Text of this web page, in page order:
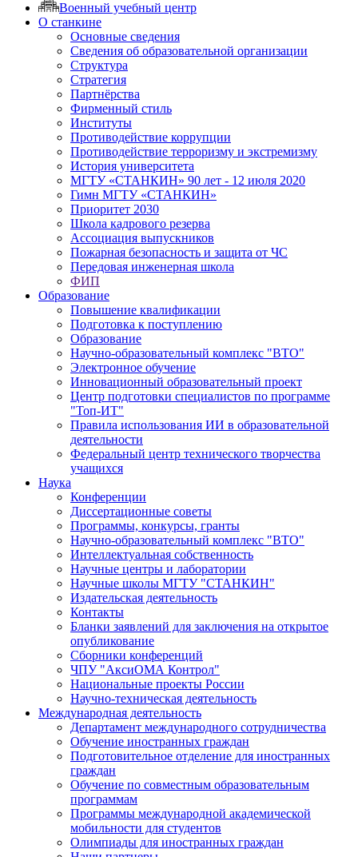
Военный учебный центр
О станкине
Основные сведения
Сведения об образовательной организации
Структура
Стратегия
Партнёрства
Фирменный стиль
Институты
Противодействие коррупции
Противодействие терроризму и экстремизму
История университета
МГТУ «СТАНКИН» 90 лет - 12 июля 2020
Гимн МГТУ «СТАНКИН»
Приоритет 2030
Школа кадрового резерва
Ассоциация выпускников
Пожарная безопасность и защита от ЧС
Передовая инженерная школа
ФИП
Образование
Повышение квалификации
Подготовка к поступлению
Образование
Научно-образовательный комплекс "ВТО"
Электронное обучение
Инновационный образовательный проект
Центр подготовки специалистов по программе
"Топ-ИТ"
Правила использования ИИ в образовательной
деятельности
Федеральный центр технического творчества
учащихся
Наука
Конференции
Диссертационные советы
Программы, конкурсы, гранты
Научно-образовательный комплекс "ВТО"
Интеллектуальная собственность
Научные центры и лаборатории
Научные школы МГТУ "СТАНКИН"
Издательская деятельность
Контакты
Бланки заявлений для заключения на открытое
опубликование
Сборники конференций
ЧПУ "АксиОМА Контрол"
Национальные проекты России
Научно-техническая деятельность
Международная деятельность
Департамент международного сотрудничества
Обучение иностранных граждан
Подготовительное отделение для иностранных
граждан
Обучение по совместным образовательным
программам
Программы международной академической
мобильности для студентов
Олимпиады для иностранных граждан